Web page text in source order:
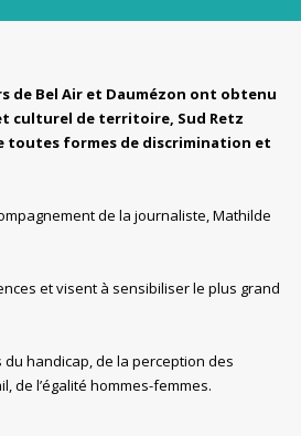
de Bel Air et Daumézon ont obtenu
culturel de territoire, Sud Retz
toutes formes de discrimination et
de la journaliste, Mathilde
et visent à sensibiliser le plus grand
handicap, de la perception des
de l’égalité hommes-femmes.